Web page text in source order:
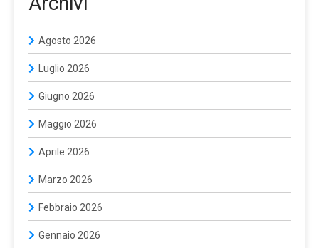
Agosto 2026
Luglio 2026
Giugno 2026
Maggio 2026
Aprile 2026
Marzo 2026
Febbraio 2026
Gennaio 2026